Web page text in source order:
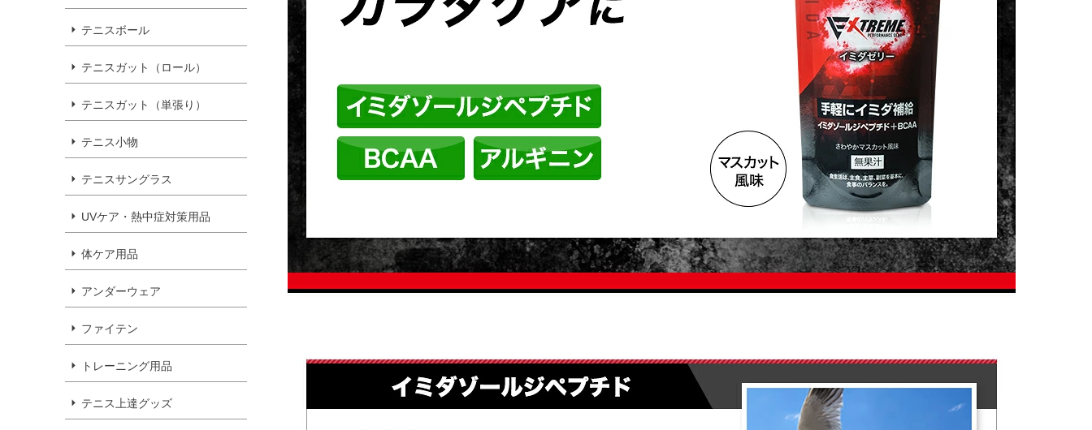
テニスボール
テニスガット（ロール）
テニスガット（単張り）
テニス小物
テニスサングラス
UVケア・熱中症対策用品
体ケア用品
アンダーウェア
ファイテン
トレーニング用品
テニス上達グッズ